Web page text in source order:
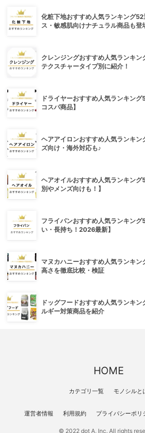
化粧下地おすすめ人気ランキング
ス・敏感肌向けナチュラル商品も登
クレンジングおすすめ人気ランキ
テクスチャータイプ別に紹介！
ドライヤーおすすめ人気ランキング
コスパ商品】
ヘアアイロンおすすめ人気ランキ
ズ向け・海外対応も♪
ヘアオイルおすすめ人気ランキン
別やメンズ向けも！】
フライパンおすすめ人気ランキン
い・長持ち！2026最新】
マヌカハニーおすすめ人気ランキ
高さを徹底比較・検証
ドッグフードおすすめ人気ランキ
ルギー対策商品を紹介
HOME
カテゴリ一覧 モノシルと
運営者情報 利用規約 プライバシーポリ
© 2022 dot A, Inc. All rights